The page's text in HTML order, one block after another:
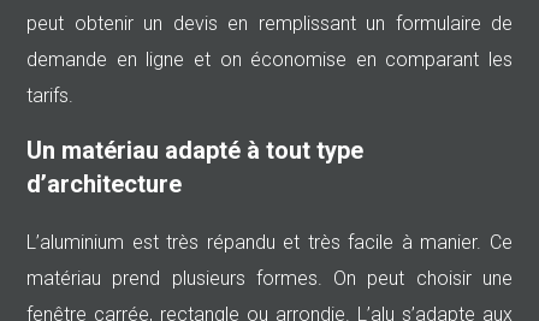
peut obtenir un devis en remplissant un formulaire de
demande en ligne et on économise en comparant les
tarifs.
Un matériau adapté à tout type
d’architecture
L’aluminium est très répandu et très facile à manier. Ce
matériau prend plusieurs formes. On peut choisir une
fenêtre carrée, rectangle ou arrondie. L’alu s’adapte aux